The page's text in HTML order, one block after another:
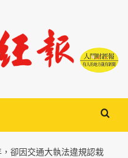
卻因交通大執法違規認栽